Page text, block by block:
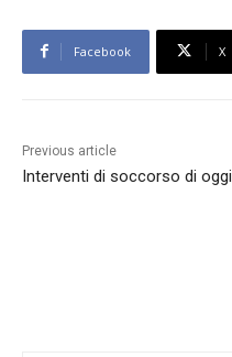
Facebook X
Previous article
Interventi di soccorso di oggi